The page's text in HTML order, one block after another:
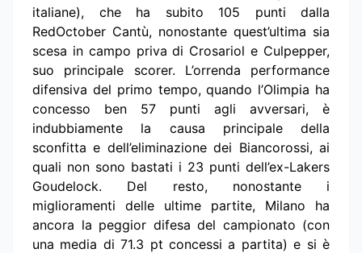
italiane), che ha subito 105 punti dalla
RedOctober Cantù, nonostante quest’ultima sia
scesa in campo priva di Crosariol e Culpepper,
suo principale scorer. L’orrenda performance
difensiva del primo tempo, quando l’Olimpia ha
concesso ben 57 punti agli avversari, è
indubbiamente la causa principale della
sconfitta e dell’eliminazione dei Biancorossi, ai
quali non sono bastati i 23 punti dell’ex-Lakers
Goudelock. Del resto, nonostante i
miglioramenti delle ultime partite, Milano ha
ancora la peggior difesa del campionato (con
una media di 71.3 pt concessi a partita) e si è